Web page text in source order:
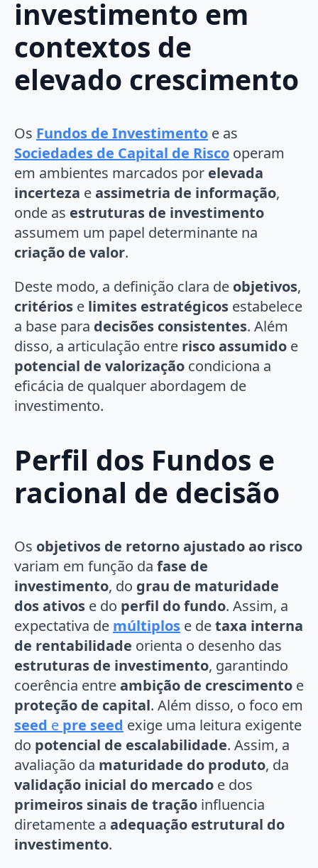
investimento em
contextos de
elevado crescimento
Os Fundos de Investimento e as
Sociedades de Capital de Risco operam
em ambientes marcados por elevada
incerteza eassimetria de informação,
onde as estruturas de investimento
assumem um papel determinante na
criação de valor.
Deste modo, a definição clara de objetivos,
critérios e limites estratégicos estabelece
a base para decisões consistentes. Além
disso, a articulação entre risco assumido e
potencial de valorização condiciona a
eficácia de qualquer abordagem de
investimento.
Perfil dos Fundos e
racional de decisão
Os objetivos de retorno ajustado ao risco
variam em função da fase de
investimento, do grau de maturidade
dos ativos e do perfil do fundo. Assim, a
expectativa de múltiplos e detaxa interna
de rentabilidade orienta o desenho das
estruturas de investimento, garantindo
coerência entreambição de crescimento e
proteção de capital. Além disso, o foco em
seed e pre seed exige uma leitura exigente
do potencial de escalabilidade. Assim, a
avaliação da maturidade do produto, da
validação inicial do mercado e dos
primeiros sinais de tração influencia
diretamente a adequação estrutural do
investimento.